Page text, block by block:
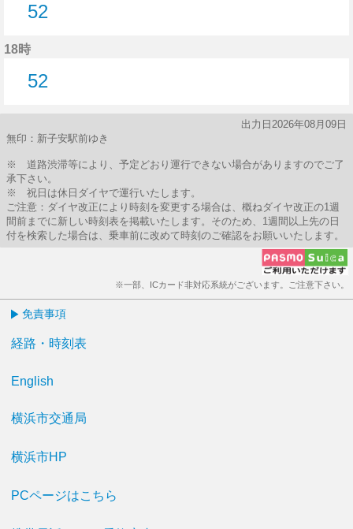
52
18時
52
出力日2026年08月09日
無印：新子安駅前ゆき
※ 道路渋滞等により、予定どおり運行できない場合がありますのでご了
承下さい。
※ 祝日は休日ダイヤで運行いたします。
ご注意：ダイヤ改正により時刻を変更する場合は、概ねダイヤ改正の1週
間前までに新しい時刻表を掲載いたします。そのため、1週間以上先の日
付を検索した場合は、乗車前に改めて時刻のご確認をお願いいたします。
※一部、ICカード非対応系統がございます。ご注意下さい。
免責事項
経路・時刻表
English
横浜市交通局
横浜市HP
PCページはこちら